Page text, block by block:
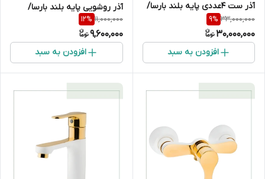
آذر ست 4عددی پایه بلند بارسا/
سفیدطلایی
33,000,000
9%
30,000,000
افزودن به سبد
آذر روشویی پایه بلند بارسا/
سفیدطلایی
11,000,000
12%
9,600,000
افزودن به سبد